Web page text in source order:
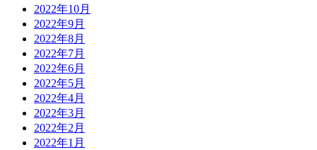
2022年10月
2022年9月
2022年8月
2022年7月
2022年6月
2022年5月
2022年4月
2022年3月
2022年2月
2022年1月